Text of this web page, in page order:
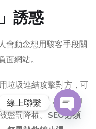
誘惑
會動念想用駭客手段關
網站。
垃圾連結攻擊對方，可
的網站沒倒，自己的
懲罰降權。 SEO必須
線上聯繫